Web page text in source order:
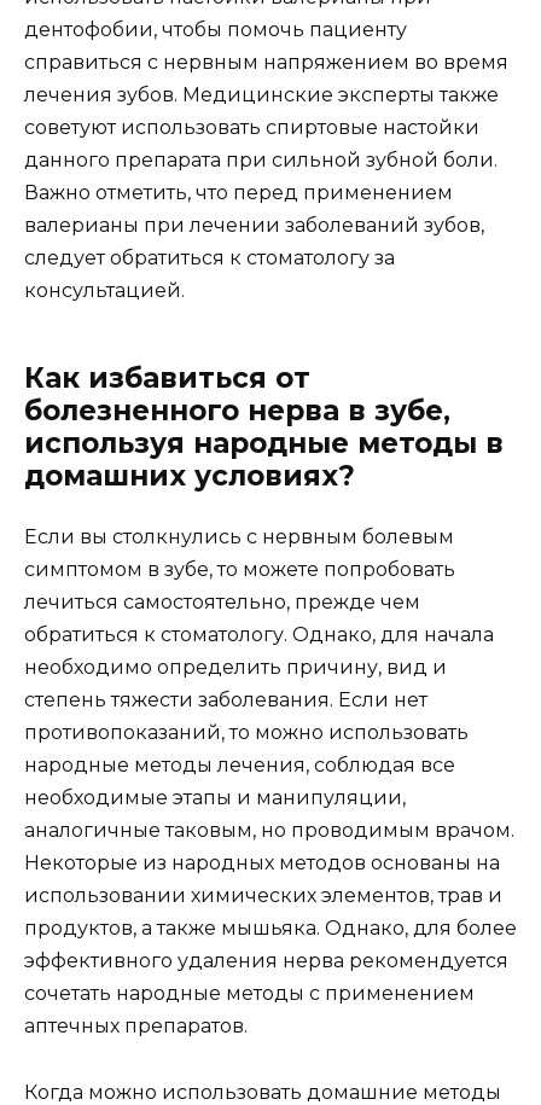
дентофобии, чтобы помочь пациенту
справиться с нервным напряжением во время
лечения зубов. Медицинские эксперты также
советуют использовать спиртовые настойки
данного препарата при сильной зубной боли.
Важно отметить, что перед применением
валерианы при лечении заболеваний зубов,
следует обратиться к стоматологу за
консультацией.
Как избавиться от
болезненного нерва в зубе,
используя народные методы в
домашних условиях?
Если вы столкнулись с нервным болевым
симптомом в зубе, то можете попробовать
лечиться самостоятельно, прежде чем
обратиться к стоматологу. Однако, для начала
необходимо определить причину, вид и
степень тяжести заболевания. Если нет
противопоказаний, то можно использовать
народные методы лечения, соблюдая все
необходимые этапы и манипуляции,
аналогичные таковым, но проводимым врачом.
Некоторые из народных методов основаны на
использовании химических элементов, трав и
продуктов, а также мышьяка. Однако, для более
эффективного удаления нерва рекомендуется
сочетать народные методы с применением
аптечных препаратов.
Когда можно использовать домашние методы